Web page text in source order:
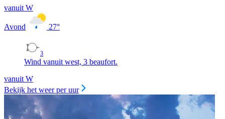
vanuit W
Avond 27°
3
Wind vanuit west, 3 beaufort.
vanuit W
Bekijk het weer per uur